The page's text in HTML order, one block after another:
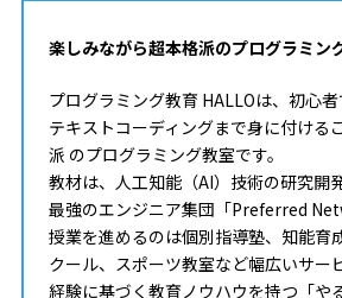
楽しみながら超本格派のプログラミン
プログラミング教育 HALLOは、初心
テキストコーディングまで身に付ける
派 のプログラミング教室です。
教材は、人工知能（AI）技術の研究開
最強のエンジニア集団「Preferred
授業を進めるのは個別指導塾、知能育
クール、スポーツ教室など幅広いサー
経験に基づく教育ノウハウを持つ「や